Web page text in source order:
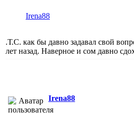
Irena88
.Т.С. как бы давно задавал свой
лет назад. Наверное и сом давно
Irena88